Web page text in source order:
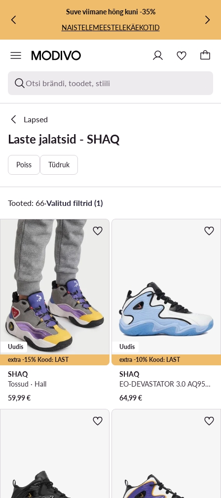
LIIGU PÕHISISU JUURDE
MINE OTSINGUSSESuve viimane hõng kuni -35%
NAISTELEMEESTELEKÄEKOTID
Otsi brändi, toodet, stiili
Lapsed
Laste jalatsid - SHAQ
Poiss Tüdruk
Tooted: 66·Valitud filtrid (1)
extra -15% Kood: LAST
Uudis
SHAQ
Tossud · Hall
59,99€
extra -10% Kood: LAST
Uudis
SHAQ
EO-DEVASTATOR 3.0 AQ95078B-WL · Korvpallijalatsid
64,99€